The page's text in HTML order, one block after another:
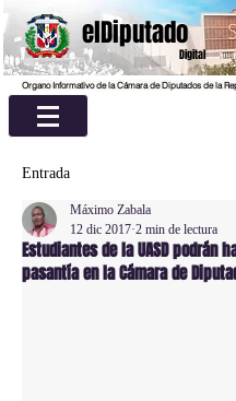
elDiputado
Digital
Organo Informativo de la Cámara de Diputados de la
Entrada
Estudiantes de la UASD podrán
pasantía en la Cámara de
Máximo Zabala
12 dic 2017 2 min de lectura